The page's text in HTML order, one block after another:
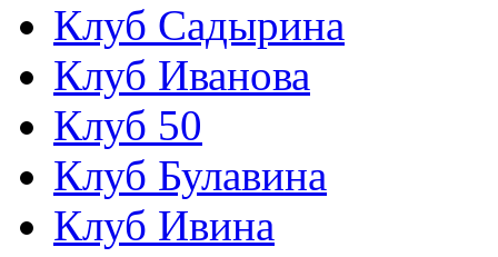
Клуб Садырина
Клуб Иванова
Клуб 50
Клуб Булавина
Клуб Ивина